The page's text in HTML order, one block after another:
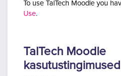
To use TalTech Moodle you
Use.
TalTech Moodle
kasutustingimused